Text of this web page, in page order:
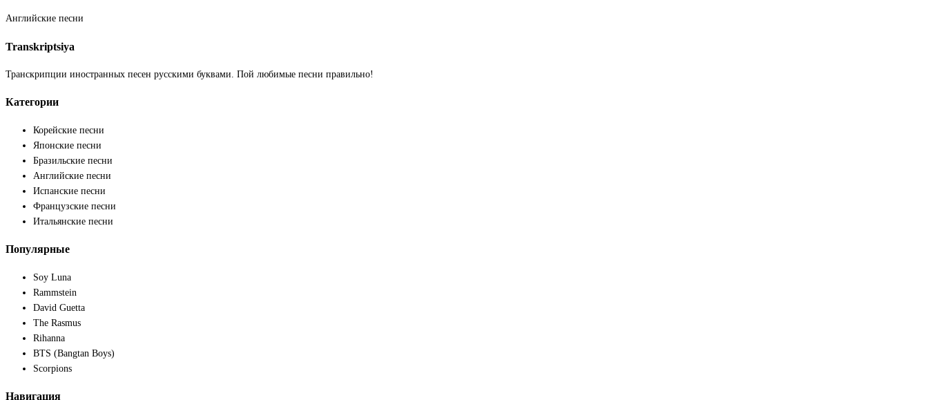
Английские песни
Transkriptsiya
Транскрипции иностранных песен русскими буквами. Пой любимые песни правильно!
Категории
Корейские песни
Японские песни
Бразильские песни
Английские песни
Испанские песни
Французские песни
Итальянские песни
Популярные
Soy Luna
Rammstein
David Guetta
The Rasmus
Rihanna
BTS (Bangtan Boys)
Scorpions
Навигация